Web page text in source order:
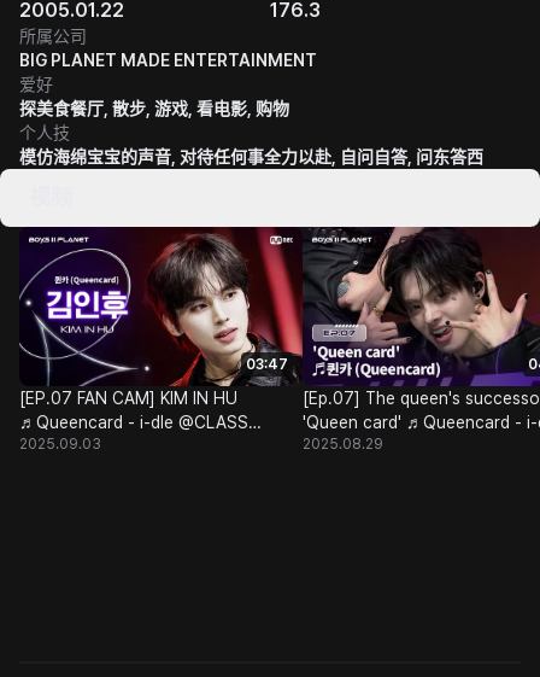
2005.01.22 176.3
所属公司
BIG PLANET MADE ENTERTAINMENT
爱好
探美食餐厅, 散步, 游戏, 看电影, 购物
个人技
模仿海绵宝宝的声音, 对待任何事全力以赴, 自问自答, 问东答西
03:47
[EP.07 FAN CAM] KIM IN HU
♬Queencard - i-dle @CLASS
TAKEOVER
2025.09.03
[Ep.07] The queen's
'Queen card' ♬Queencard - i-
@CLASS TAKEOVER
2025.08.29